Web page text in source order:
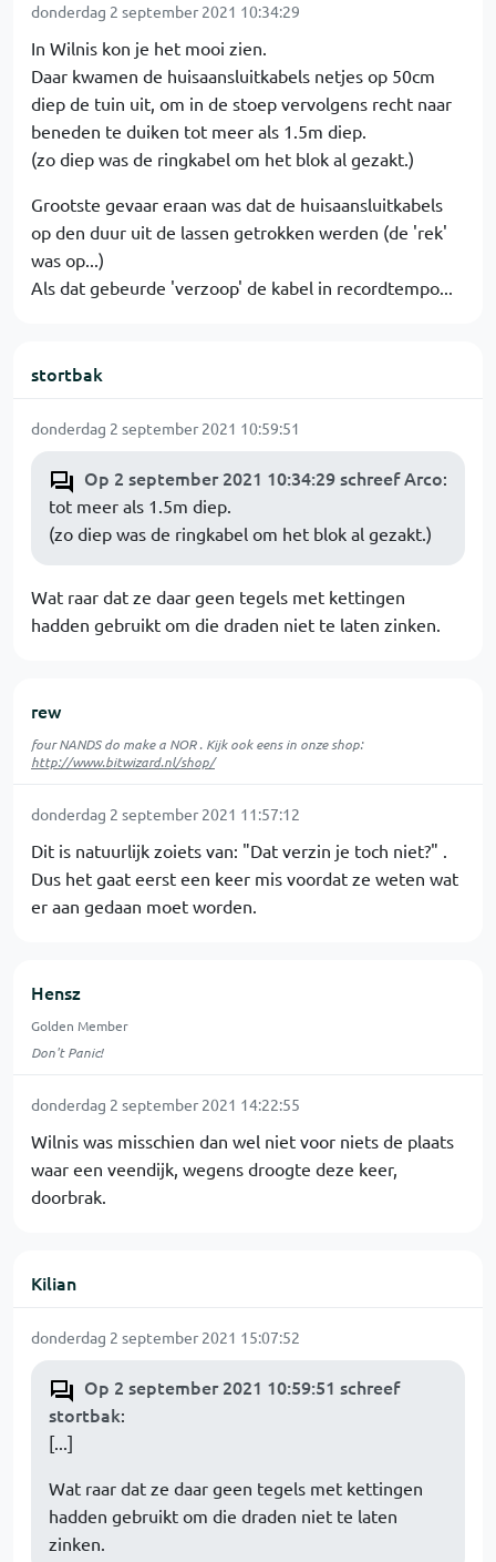
donderdag 2 september 2021 10:34:29
In Wilnis kon je het mooi zien.
Daar kwamen de huisaansluitkabels netjes op 50cm
diep de tuin uit, om in de stoep vervolgens recht naar
beneden te duiken tot meer als 1.5m diep.
(zo diep was de ringkabel om het blok al gezakt.)
Grootste gevaar eraan was dat de huisaansluitkabels
op den duur uit de lassen getrokken werden (de 'rek'
was op...)
Als dat gebeurde 'verzoop' de kabel in recordtempo...
stortbak
donderdag 2 september 2021 10:59:51
Op 2 september 2021 10:34:29 schreef Arco:
tot meer als 1.5m diep.
(zo diep was de ringkabel om het blok al gezakt.)
Wat raar dat ze daar geen tegels met kettingen
hadden gebruikt om die draden niet te laten zinken.
rew
four NANDS do make a NOR . Kijk ook eens in onze shop:
http://www.bitwizard.nl/shop/
donderdag 2 september 2021 11:57:12
Dit is natuurlijk zoiets van: "Dat verzin je toch niet?" .
Dus het gaat eerst een keer mis voordat ze weten wat
er aan gedaan moet worden.
Hensz
Golden Member
Don't Panic!
donderdag 2 september 2021 14:22:55
Wilnis was misschien dan wel niet voor niets de plaats
waar een veendijk, wegens droogte deze keer,
doorbrak.
Kilian
donderdag 2 september 2021 15:07:52
Op 2 september 2021 10:59:51 schreef
stortbak:
[...]
Wat raar dat ze daar geen tegels met kettingen
hadden gebruikt om die draden niet te laten
zinken.